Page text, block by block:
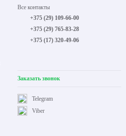
Все контакты
+375 (29) 109-66-00
+375 (29) 765-83-28
+375 (17) 320-49-06
Заказать звонок
Viber
Telegram